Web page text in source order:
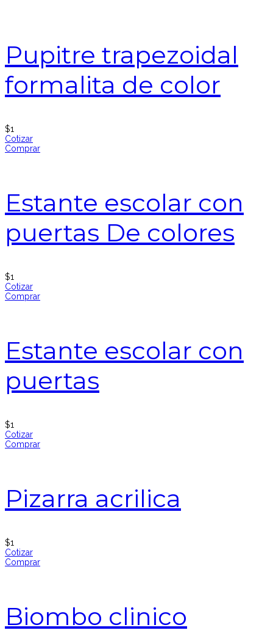
Pupitre trapezoidal
formalita de color
$1
Cotizar
Comprar
Estante escolar con
puertas De colores
$1
Cotizar
Comprar
Estante escolar con
puertas
$1
Cotizar
Comprar
Pizarra acrilica
$1
Cotizar
Comprar
Biombo clinico